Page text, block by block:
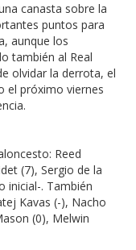
canasta sobre la
puntos para
aunque los
también al Real
olvidar la derrota, el
el próximo viernes
Reed
(7), Sergio de la
inicial-. También
Kavas (-), Nacho
(0), Melwin